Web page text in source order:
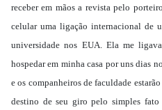
receber em mãos a revista pelo
celular uma ligação internacional de
universidade nos EUA. Ela me
hospedar em minha casa por uns dias
e os companheiros de faculdade
destino de seu giro pelo simples